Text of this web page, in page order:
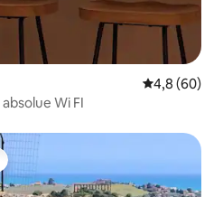
Note
4,8 (60)
Terrasse sur mer détente absolue Wi FI